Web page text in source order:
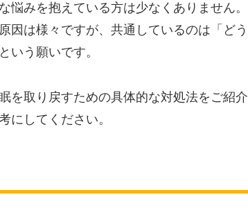
みを抱えている方は少なくありません。
因は様々ですが、共通しているのは「どう
いう願いです。
を取り戻すための具体的な対処法をご紹介
にしてください。